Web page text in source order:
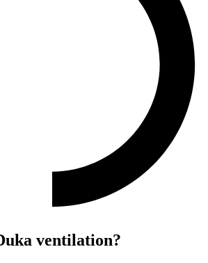
ventilation?